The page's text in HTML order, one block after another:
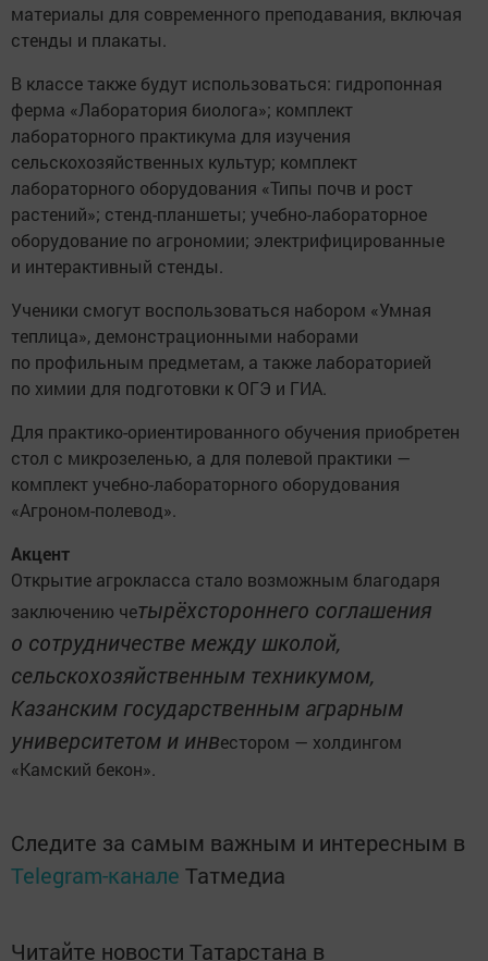
материалы для современного преподавания, включая
стенды и плакаты.
В классе также будут использоваться: гидропонная
ферма «Лаборатория биолога»; комплект
лабораторного практикума для изучения
сельскохозяйственных культур; комплект
лабораторного оборудования «Типы почв и рост
растений»; стенд-планшеты; учебно-лабораторное
оборудование по агрономии; электрифицированные
и интерактивный стенды.
Ученики смогут воспользоваться набором «Умная
теплица», демонстрационными наборами
по профильным предметам, а также лабораторией
по химии для подготовки к ОГЭ и ГИА.
Для практико-ориентированного обучения приобретен
стол с микрозеленью, а для полевой практики —
комплект учебно-лабораторного оборудования
«Агроном-полевод».
Акцент
Открытие агрокласса стало возможным благодаря
заключению четырёхстороннего соглашения
о сотрудничестве между школой,
сельскохозяйственным техникумом,
Казанским государственным аграрным
университетом и инвестором — холдингом
«Камский бекон».
Следите за самым важным и интересным в
Telegram-канале Татмедиа
Читайте новости Татарстана в